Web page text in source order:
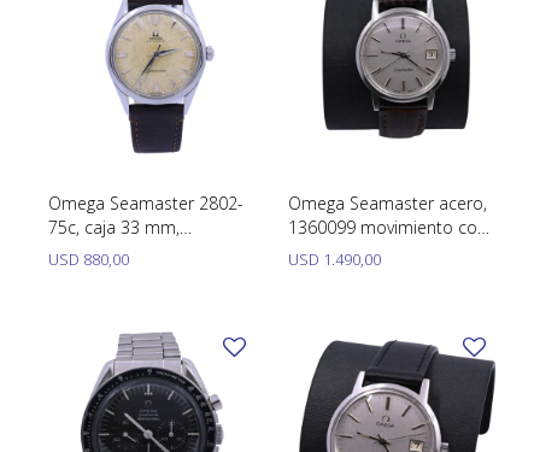
Omega Seamaster 2802-
75c, caja 33 mm,
automático año 1950´s
USD 880,00
Omega Seamaster acero,
1360099 movimiento con
calendario rápido, acero
35 mm año 1980.
USD 1.490,00
OTRAS MARCAS RELOJES
TAG HEUER